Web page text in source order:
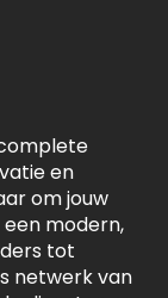
en
om jouw
modern,
tot
netwerk van